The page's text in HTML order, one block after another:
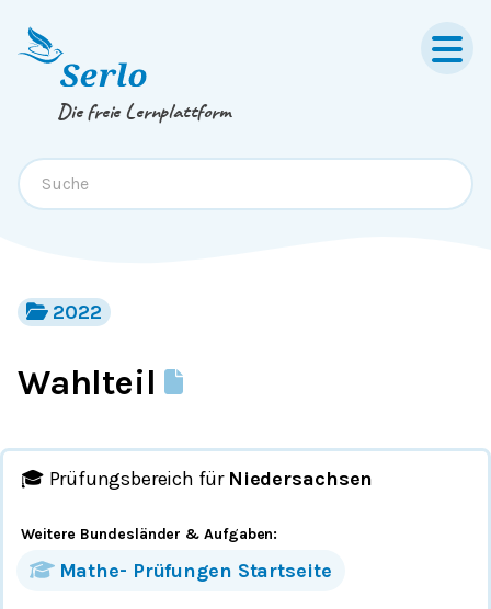
Springe zum
Die freie Lernplattform
2022
Wahlteil
🎓 Prüfungsbereich für Niedersachsen
Weitere Bundesländer & Aufgaben:
Mathe- Prüfungen Startseite